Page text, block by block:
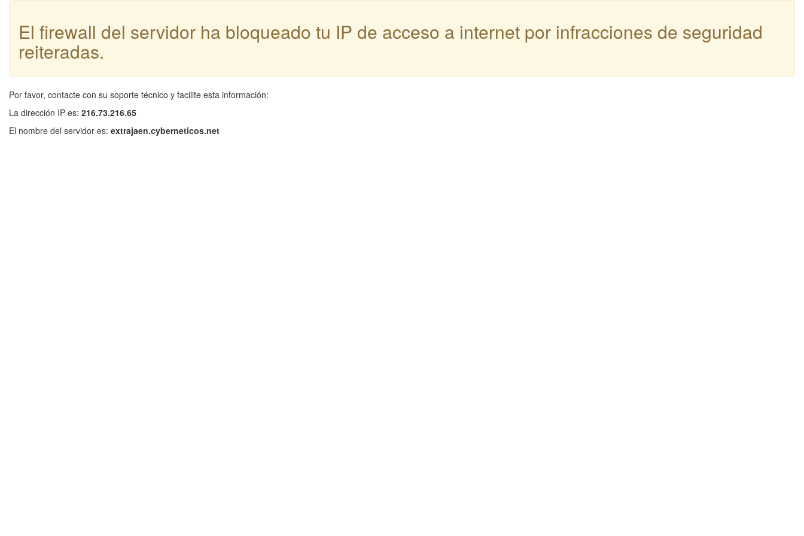
El firewall del servidor ha bloqueado tu IP de acceso a internet por infracciones de seguridad
reiteradas.
Por favor, contacte con su soporte técnico y facilite esta información:
La dirección IP es: 216.73.216.65
El nombre del servidor es: extrajaen.cyberneticos.net